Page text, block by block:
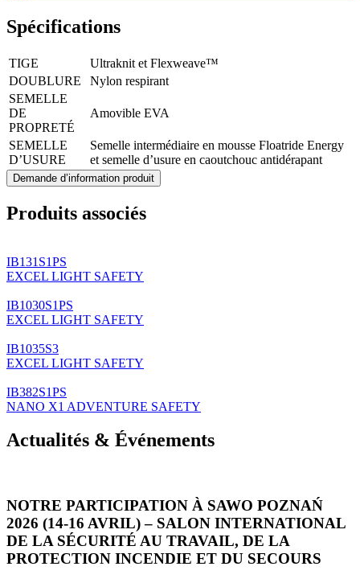
Spécifications
TIGE
Ultraknit et Flexweave™
DOUBLURE
Nylon respirant
SEMELLE
DE
PROPRETÉ
Amovible EVA
SEMELLE
D’USURE
Semelle intermédiaire en mousse Floatride Energy
et semelle d’usure en caoutchouc antidérapant
Demande d’information produit
Produits associés
IB131S1PS
EXCEL LIGHT SAFETY
IB1030S1PS
EXCEL LIGHT SAFETY
IB1035S3
EXCEL LIGHT SAFETY
IB382S1PS
NANO X1 ADVENTURE SAFETY
Actualités & Événements
NOTRE PARTICIPATION À SAWO POZNAŃ
2026 (14-16 AVRIL) – SALON INTERNATIONAL
DE LA SÉCURITÉ AU TRAVAIL, DE LA
PROTECTION INCENDIE ET DU SECOURS